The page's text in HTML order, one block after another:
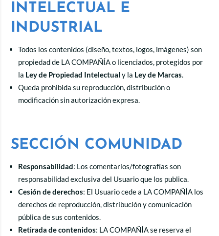
INTELECTUAL E
INDUSTRIAL
Todos los contenidos (diseño, textos, logos, imágenes) son
propiedad de LA COMPAÑÍA o licenciados, protegidos por
la Ley de Propiedad Intelectual y la Ley de Marcas.
Queda prohibida su reproducción, distribución o
modificación sin autorización expresa.
SECCIÓN COMUNIDAD
Responsabilidad: Los comentarios/fotografías son
responsabilidad exclusiva del Usuario que los publica.
Cesión de derechos: El Usuario cede a LA COMPAÑÍA los
derechos de reproducción, distribución y comunicación
pública de sus contenidos.
Retirada de contenidos: LA COMPAÑÍA se reserva el